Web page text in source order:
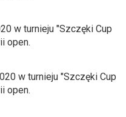
w turnieju "Szczęki Cup
open.
w turnieju "Szczęki Cup
open.